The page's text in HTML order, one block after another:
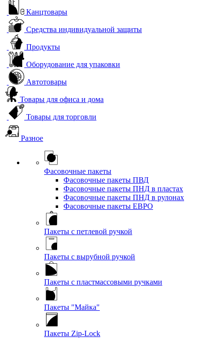
Канцтовары
Средства индивидуальной защиты
Продукты
Оборудование для упаковки
Автотовары
Товары для офиса и дома
Товары для торговли
Разное
Фасовочные пакеты
Фасовочные пакеты ПВД
Фасовочные пакеты ПНД в пластах
Фасовочные пакеты ПНД в рулонах
Фасовочные пакеты ЕВРО
Пакеты с петлевой ручкой
Пакеты с вырубной ручкой
Пакеты с пластмассовыми ручками
Пакеты "Майка"
Пакеты Zip-Lock